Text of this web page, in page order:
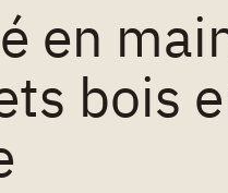
en
bois